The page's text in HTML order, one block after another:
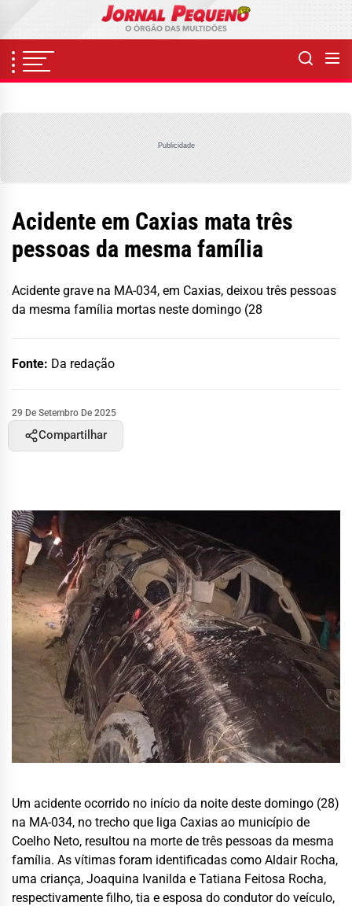
content
Publicidade
Acidente em Caxias mata três
pessoas da mesma família
Acidente grave na MA-034, em Caxias, deixou três pessoas
da mesma família mortas neste domingo (28
Fonte: Da redação
29 De Setembro De 2025
Compartilhar
Um acidente ocorrido no início da noite deste domingo (28)
na MA-034, no trecho que liga Caxias ao município de
Coelho Neto, resultou na morte de três pessoas da mesma
família. As vítimas foram identificadas como Aldair Rocha,
uma criança, Joaquina Ivanilda e Tatiana Feitosa Rocha,
respectivamente filho, tia e esposa do condutor do veículo,